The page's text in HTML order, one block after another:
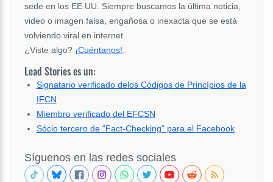
sede en los EE.UU. Siempre buscamos la última noticia,
video o imagen falsa, engañosa o inexacta que se está
volviendo viral en internet.
¿Viste algo? ¡Cuéntanos!
Lead Stories es un:
Signatario verificado delos Códigos de Princípios de la
IFCN
Miembro verificado del EFCSN
Sócio tercero de "Fact-Checking" para el Facebook
Síguenos en las redes sociales